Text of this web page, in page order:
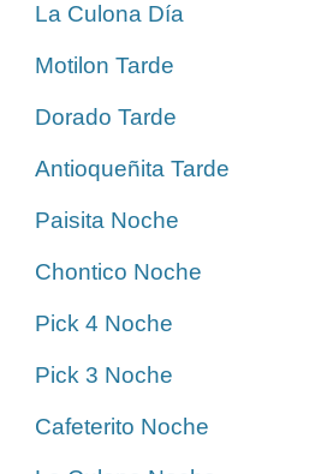
La Culona Día
Motilon Tarde
Dorado Tarde
Antioqueñita Tarde
Paisita Noche
Chontico Noche
Pick 4 Noche
Pick 3 Noche
Cafeterito Noche